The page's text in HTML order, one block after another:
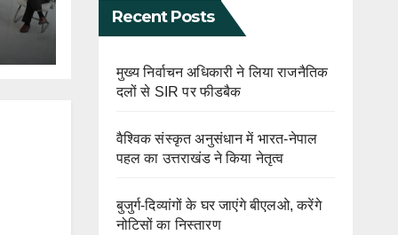
Recent Posts
मुख्य निर्वाचन अधिकारी ने लिया राजनैतिक
दलों से SIR पर फीडबैक
वैश्विक संस्कृत अनुसंधान में भारत-नेपाल
पहल का उत्तराखंड ने किया नेतृत्व
बुजुर्ग-दिव्यांगों के घर जाएंगे बीएलओ, करेंगे
नोटिसों का निस्तारण